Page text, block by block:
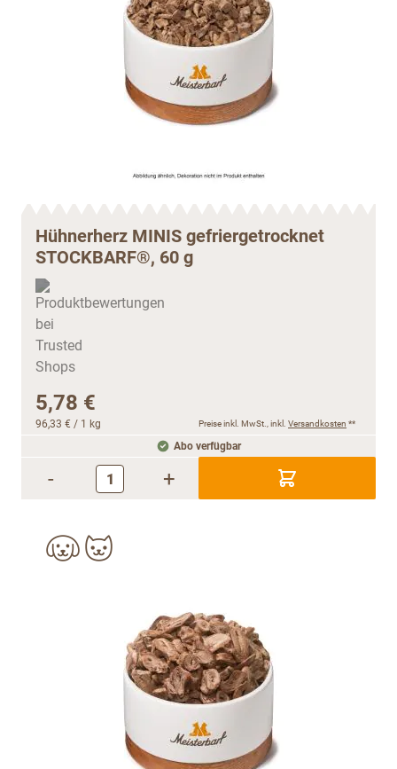
Hühnerherz MINIS gefriergetrocknet
STOCKBARF®, 60 g
5,78 €
96,33 € / 1 kg Preise inkl. MwSt., inkl. Versandkosten **
Abo verfügbar
- +